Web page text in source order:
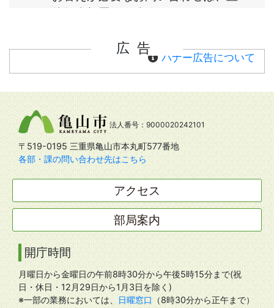
広告
バナー広告について
法人番号：9000020242101
〒519-0195 三重県亀山市本丸町577番地
各部・課の問い合わせ先はこちら
アクセス
部局案内
開庁時間
月曜日から金曜日の午前8時30分から午後5時15分まで(祝
日・休日・12月29日から1月3日を除く)
※一部の業務においては、
日曜窓口
（8時30分から正午まで）